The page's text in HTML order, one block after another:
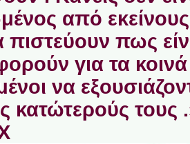
από
πως
για τα κοινά
να
κατώτερούς τους